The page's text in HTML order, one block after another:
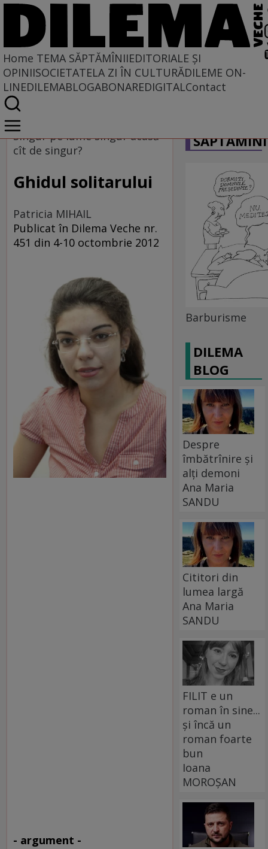
Home TEMA SĂPTĂMÎNIIEDITORIALE ȘI
OPINIISOCIETATELA ZI ÎN CULTURĂDILEME ON-
LINEDILEMABLOGABONAREDIGITALContact
Home
Tema săptămînii
Singur pe lume singur acasă
cît de singur?
Ghidul solitarului
Patricia MIHAIL
Publicat în Dilema Veche nr.
451 din 4-10 octombrie 2012
- argument -
Barburisme
DILEMA
BLOG
Despre
îmbătrînire și
alți demoni
Ana Maria
SANDU
Cititori din
lumea largă
Ana Maria
SANDU
FILIT e un
roman în sine...
și încă un
roman foarte
bun
Ioana
MOROȘAN